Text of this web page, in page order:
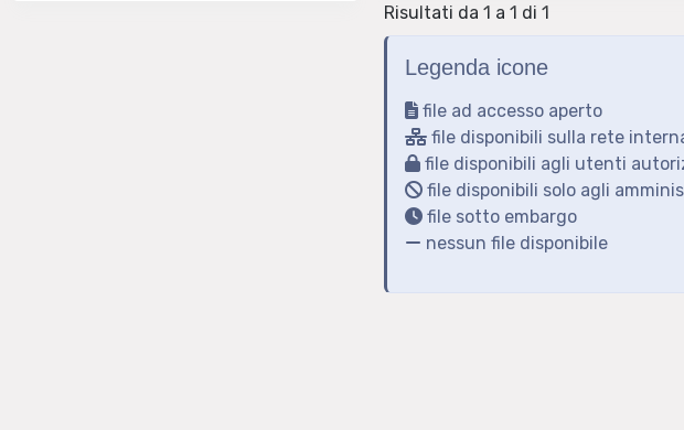
Risultati da 1 a 1 di 1
Legenda icone
file ad accesso aperto
file disponibili sulla rete
file disponibili agli utenti
file disponibili solo agli
file sotto embargo
nessun file disponibile